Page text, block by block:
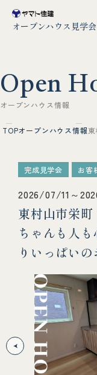
オープンハウス見学会
Open H
オー プンハ ウ ス情報
TOPオープンハウス情報
完成見学会 お客
2026/07/11～
東村山市栄
ちゃんも人
りいっぱい